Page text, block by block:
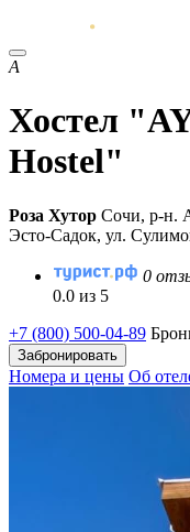
A
Хостел
Hostel"
Роза Хутор Сочи, р-н.
Эсто-Садок, ул.
0
0.0 из 5
+7 (800) 500-04-89
Забронировать
Номера и цены Об